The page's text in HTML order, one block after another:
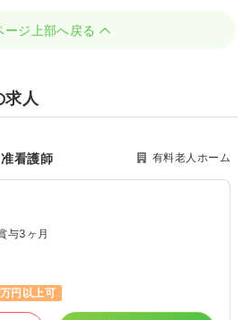
ージ上部へ戻る
求人
看護師 有料老人ホーム
与3ヶ月
円以上可